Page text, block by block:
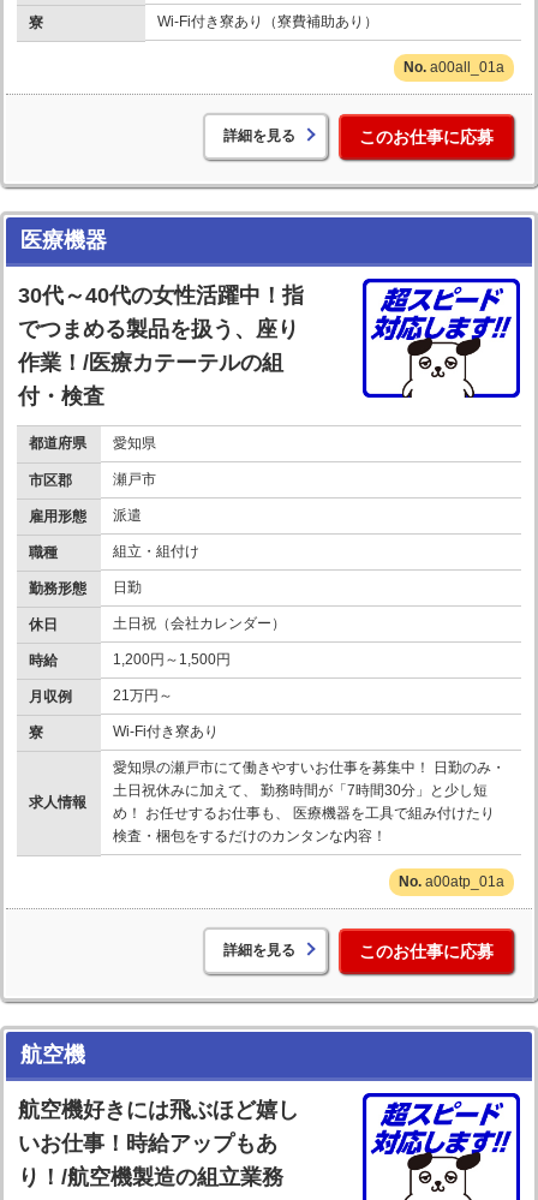
寮 Wi-Fi付き寮あり（寮費補助あり）
a00all_01a
詳細を見る このお仕事に応募
医療機器
30代～40代の女性活躍中！指
でつまめる製品を扱う、座り
作業！/医療カテーテルの組
付・検査
都道府県 愛知県
市区郡 瀬戸市
雇用形態 派遣
職種 組立・組付け
勤務形態 日勤
休日 土日祝（会社カレンダー）
時給 1,200円～1,500円
月収例 21万円～
寮 Wi-Fi付き寮あり
求人情報
愛知県の瀬戸市にて働きやすいお仕事を募集中！ 日勤のみ・
土日祝休みに加えて、 勤務時間が「7時間30分」と少し短
め！ お任せするお仕事も、 医療機器を工具で組み付けたり
検査・梱包をするだけのカンタンな内容！
a00atp_01a
詳細を見る このお仕事に応募
航空機
航空機好きには飛ぶほど嬉し
いお仕事！時給アップもあ
り！/航空機製造の組立業務